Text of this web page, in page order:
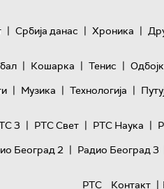
| Србија данас | Хроника |
| Кошарка | Тенис |
| Музика | Технологијa |
3 | РТС Свет | РТС Наука |
Београд 2 | Радио Београд 3
РТС
Контакт |